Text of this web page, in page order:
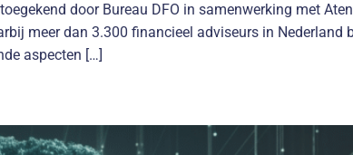
door Bureau DFO in samenwerking met
meer dan 3.300 financieel adviseurs in Nederland
aspecten […]